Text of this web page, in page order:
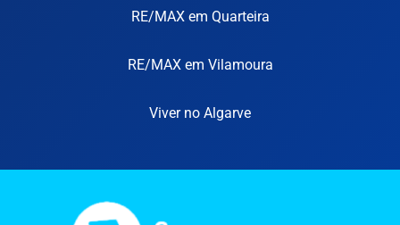
RE/MAX em Quarteira
RE/MAX em Vilamoura
Viver no Algarve